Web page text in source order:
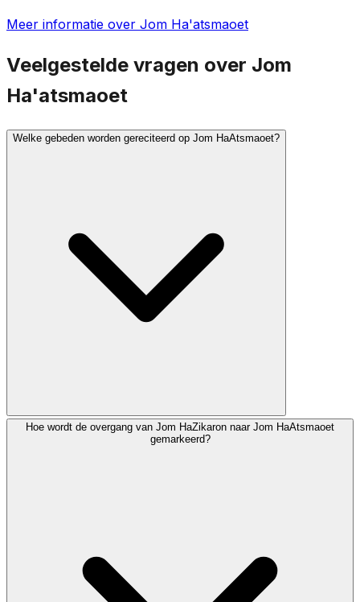
Meer informatie over Jom Ha'atsmaoet
Veelgestelde vragen over Jom
Ha'atsmaoet
Welke gebeden worden gereciteerd op Jom HaAtsmaoet?
Veel gemeenschappen reciteren Hallel (met of zonder
Hoe wordt de overgang van Jom HaZikaron naar Jom HaAtsmaoet
gemarkeerd?